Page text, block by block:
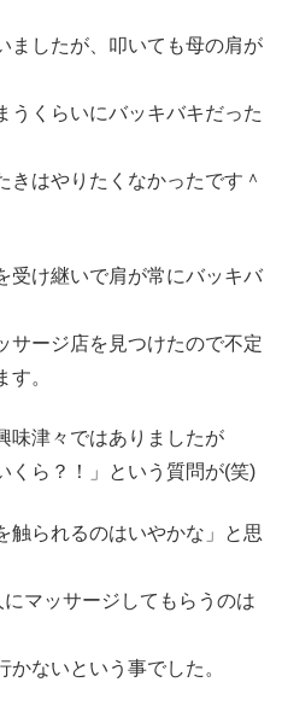
ましたが、叩いても母の肩が
うくらいにバッキバキだった
きはやりたくなかったです＾
受け継いで肩が常にバッキバ
サージ店を見つけたので不定
。
味津々ではありましたが
くら？！」という質問が(笑)
触られるのはいやかな」と思
マッサージしてもらうのは
ないという事でした。